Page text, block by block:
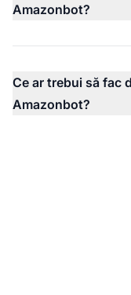
Amazonbot?
Ce ar trebui să fac
Amazonbot?